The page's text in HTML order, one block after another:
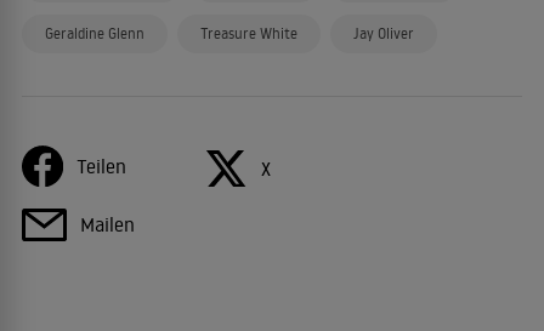
Geraldine Glenn Treasure White Jay Oliver
Teilen X
Mailen